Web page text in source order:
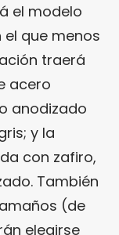
el modelo
que menos
traerá
acero
anodizado
y la
con zafiro,
También
(de
elegirse